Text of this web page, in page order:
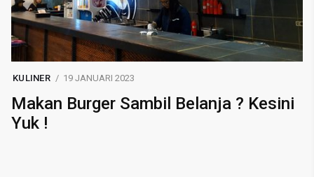
KULINER 19 JANUARI 2023
Makan Burger Sambil Belanja ? Kesini
Yuk !